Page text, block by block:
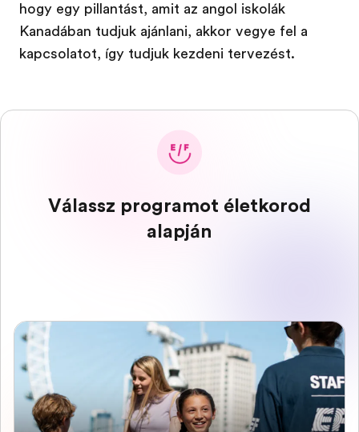
hogy egy pillantást, amit az angol iskolák
Kanadában tudjuk ajánlani, akkor vegye fel a
kapcsolatot, így tudjuk kezdeni tervezést.
Válassz programot életkorod
alapján